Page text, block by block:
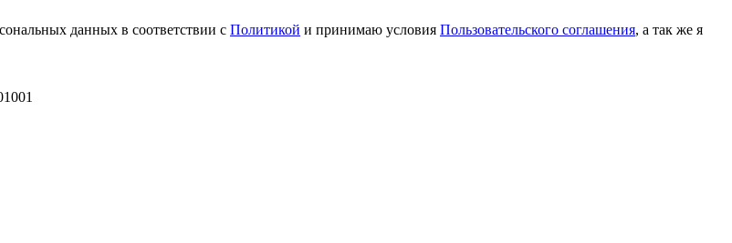
данных в соответствии с Политикой и принимаю условия Пользовательского соглашения, а так же я